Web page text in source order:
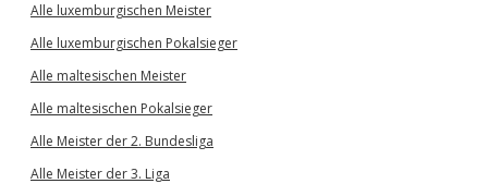
Alle luxemburgischen Meister
Alle luxemburgischen Pokalsieger
Alle maltesischen Meister
Alle maltesischen Pokalsieger
Alle Meister der 2. Bundesliga
Alle Meister der 3. Liga